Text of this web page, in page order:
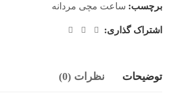
برچسب: ساعت مچی مردانه
اشتراک گذاری:
توضیحات نظرات (0)